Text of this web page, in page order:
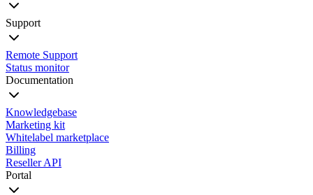
Support
Remote Support
Status monitor
Documentation
Knowledgebase
Marketing kit
Whitelabel marketplace
Billing
Reseller API
Portal